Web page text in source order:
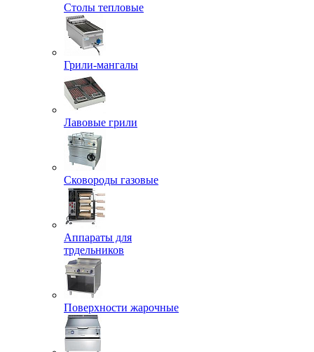
Столы тепловые
Грили-мангалы
Лавовые грили
Сковороды газовые
Аппараты для
трдельников
Поверхности жарочные